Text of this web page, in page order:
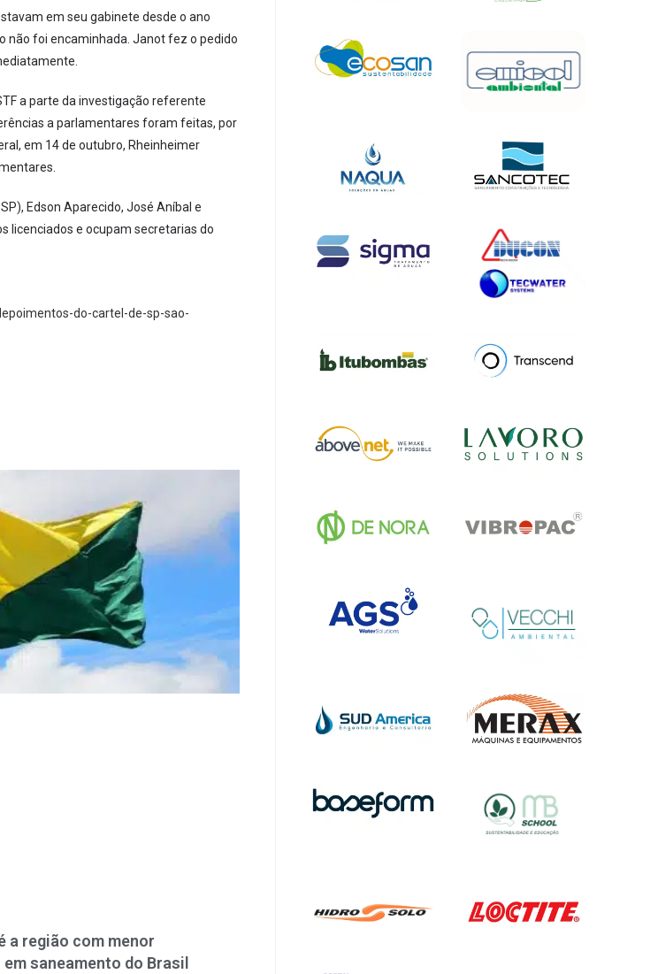
em seu gabinete desde o ano
não foi encaminhada. Janot fez o pedido
a parte da investigação referente
a parlamentares foram feitas, por
em 14 de outubro, Rheinheimer
Edson Aparecido, José Aníbal e
licenciados e ocupam secretarias do
do-cartel-de-sp-sao-
a região com menor
saneamento do Brasil